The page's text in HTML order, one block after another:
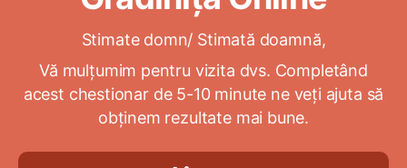
Stimate domn/ Stimată doamnă,
Vă mulțumim pentru vizita dvs. Completând
acest chestionar de 5-10 minute ne veți ajuta să
obținem rezultate mai bune.